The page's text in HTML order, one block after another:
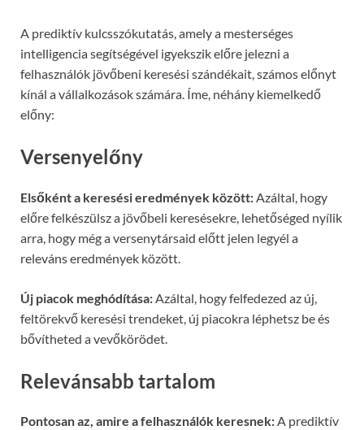
A prediktív kulcsszókutatás, amely a mesterséges
intelligencia segítségével igyekszik előre jelezni a
felhasználók jövőbeni keresési szándékait, számos előnyt
kínál a vállalkozások számára. Íme, néhány kiemelkedő
előny:
Versenyelőny
Elsőként a keresési eredmények között: Azáltal, hogy
előre felkészülsz a jövőbeli keresésekre, lehetőséged nyílik
arra, hogy még a versenytársaid előtt jelen legyél a
releváns eredmények között.
Új piacok meghódítása: Azáltal, hogy felfedezed az új,
feltörekvő keresési trendeket, új piacokra léphetsz be és
bővítheted a vevőkörödet.
Relevánsabb tartalom
Pontosan az, amire a felhasználók keresnek:A prediktív